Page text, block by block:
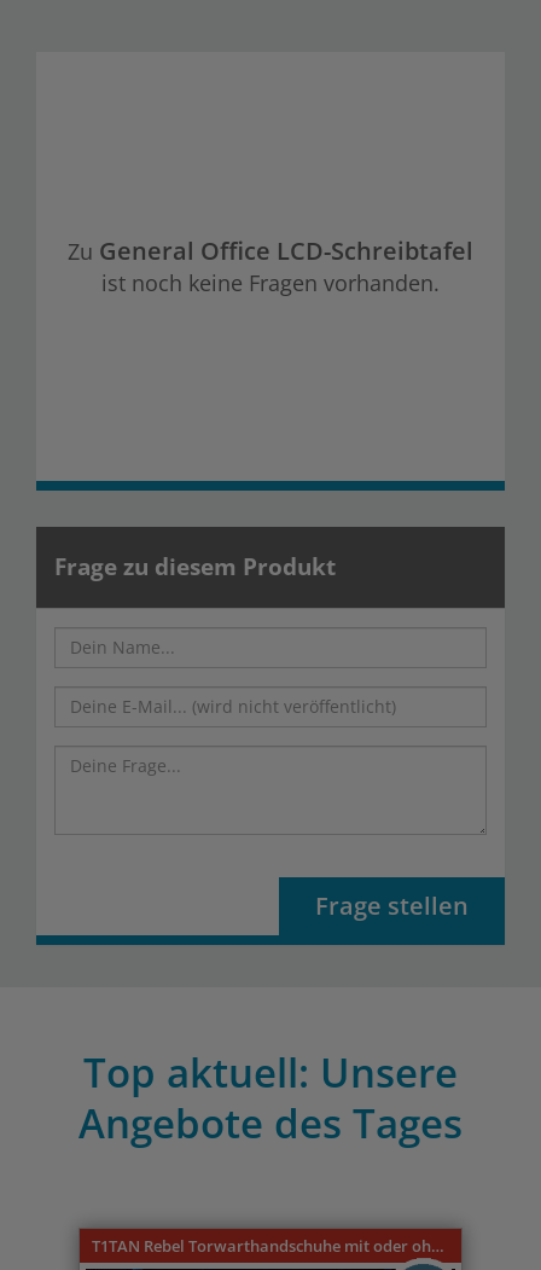
Zu General Office LCD-Schreibtafel
ist noch keine Fragen vorhanden.
Frage zu diesem Produkt
Frage stellen
Top aktuell: Unsere
Angebote des Tages
T1TAN Rebel Torwarthandschuhe mit oder ohne Fingerschutz